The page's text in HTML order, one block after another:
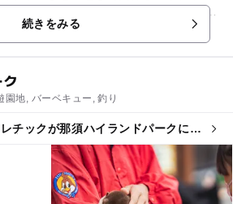
いっぱいのホテルです。 客室はス
続きをみる
地, バーベキュー, 釣り
チックが那須ハイランドパークに登
安心！